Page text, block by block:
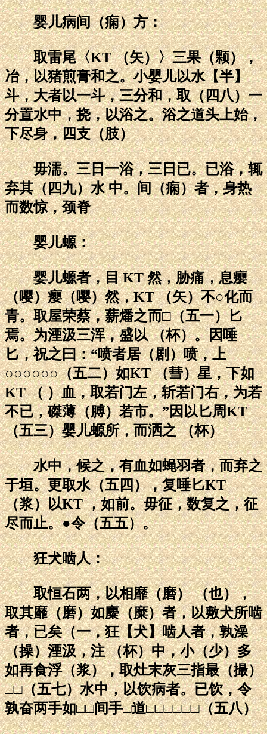
婴儿病间（痫）方：
取雷尾〈KT （矢）〉三果（颗），
冶，以猪煎膏和之。小婴儿以水【半】
斗，大者以一斗，三分和，取（四八）一
分置水中，挠，以浴之。浴之道头上始，
下尽身，四支（肢）
毋濡。三日一浴，三日已。已浴，辄
弃其（四九）水 中。间（痫）者，身热
而数惊，颈脊
婴儿螈：
婴儿螈者，目 KT 然，胁痛，息瘿
（嘤）瘿（嘤）然，KT （矢）不○化而
青。取屋荣蔡，薪燔之而□（五一）匕
焉。为湮汲三浑，盛以 （杯）。因唾
匕，祝之曰：“喷者居（剧）喷，上
○○○○○○（五二）如KT （彗）星，下如
KT （ ）血，取若门左，斩若门右，为若
不已，磔薄（膊）若市。”因以匕周KT
（五三）婴儿螈所，而洒之 （杯）
水中，候之，有血如蝇羽者，而弃之
于垣。更取水（五四），复唾匕KT
（浆）以KT ，如前。毋征，数复之，征
尽而止。●令（五五）。
狂犬啮人：
取恒石两，以相靡（磨） （也），
取其靡（磨）如麋（糜）者，以敷犬所啮
者，已矣（一，狂【犬】啮人者，孰澡
（操）湮汲，注 （杯）中，小（少）多
如再食浮（浆），取灶末灰三指最（撮）
□□（五七）水中，以饮病者。已饮，令
孰奋两手如□□间手□道□□□□□□（五八）